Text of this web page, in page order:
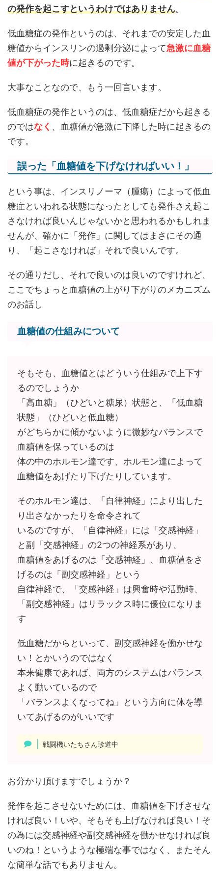
の発作を起こすというわけではありません。
低血糖症の発作というのは、それまでの安定した血
糖値からインスリンの過剰分泌によって急激に血糖
値が下がった時に起きるのです。
大事なことなので、もう一回言います。
低血糖症の発作というのは、低血糖症だから起きる
のではなく 、血糖値が急激に下降した時に起きるの
です。
誤った「血糖値を下げなければいい！」
という事は、インスリノーマ（腫瘍）によって低血
糖症といわれる状態になったとしても発作さえ起こ
さなければ良いんじゃないかと思われるかもしれま
せんが、確かに「発作」に関してはまさにその通
り、「起こさなければ」それで良いんです。
その通りだし、それで良いのは良いのですけれど、
ここでちょっと血糖値の上がり下がりのメカニズム
のお話し
血糖値の仕組みについて
そもそも、血糖値とはどういう仕組みで上下す
るのでしょうか
「高血糖」（ひどいと糖尿）状態と、「低血糖
状態」（ひどいと低血糖）
がどちらかに傾かないように微妙なバランスで
血糖値を保っているのは
体の中のホルモン達です、ホルモン達によって
血糖値をあげたり下げたりしています。
そのホルモン達は、「自律神経」により出した
り出さなかったりを命令されて
いるのですが、「自律神経」には「交感神経」
と副「交感神経」の2つの神経系があり、
血糖値をあげるのは「交感神経」、血糖値をさ
げるのは「副交感神経」という
自律神経で、「交感神経」は興奮時や活動時、
「副交感神経」はリラックス時に優位になりま
す
低血糖だからといって、副交感神経を働かせな
い！とかいうのではなく
本来健康であれば、両方のシステムはバランス
よく動いているので
「バランスよくなってね」という方向に体を導
いてあげるのがいいです
戦闘機いたちさん珍道中
お分かり頂けますでしょうか？
発作を起こさせないためには、血糖値を下げさせな
ければ良い！いや、そもそも上げなければ良い！そ
の為には交感神経や副交感神経を働かせなければ良
いのね！というような極端な事ではなく、またそん
な簡単な話でもありません。